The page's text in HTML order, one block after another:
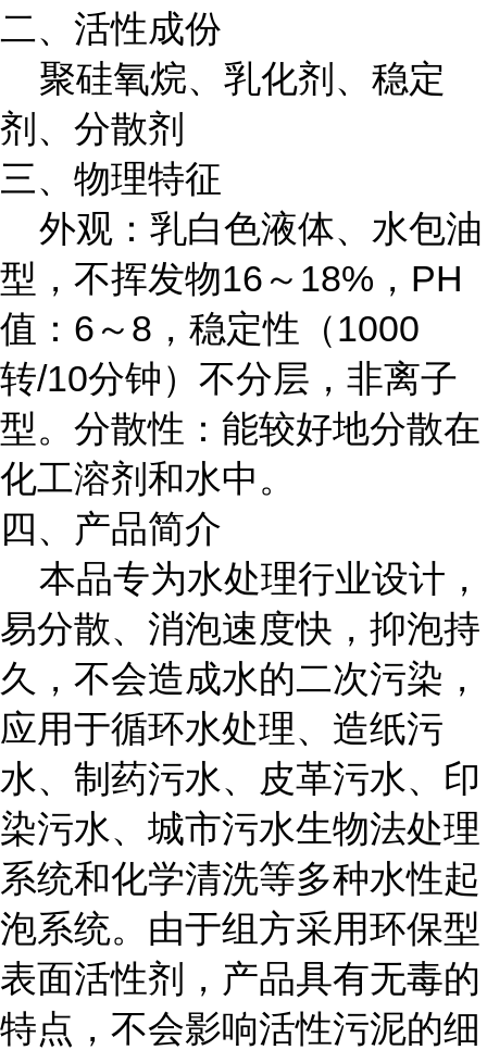
二、活性成份
聚硅氧烷、乳化剂、稳定
剂、分散剂
三、物理特征
外观：乳白色液体、水包油
型，不挥发物16～18%，PH
值：6～8，稳定性（1000
转/10分钟）不分层，非离子
型。分散性：能较好地分散在
化工溶剂和水中。
四、产品简介
本品专为水处理行业设计，
易分散、消泡速度快，抑泡持
久，不会造成水的二次污染，
应用于循环水处理、造纸污
水、制药污水、皮革污水、印
染污水、城市污水生物法处理
系统和化学清洗等多种水性起
泡系统。由于组方采用环保型
表面活性剂，产品具有无毒的
特点，不会影响活性污泥的细